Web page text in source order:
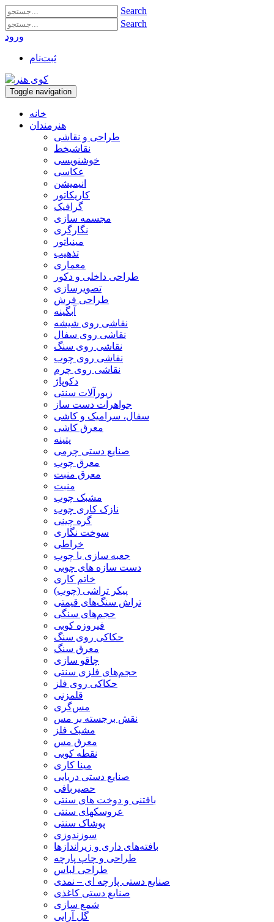
Search
Search
ورود
ثبت‌نام
Toggle navigation
خانه
هنرمندان
طراحی و نقاشی
نقاشیخط
خوشنویسی
عکاسی
انیمیشن
کاریکاتور
گرافیک
مجسمه سازی
نگارگری
مینیاتور
تذهیب
معماری
طراحی داخلی و دکور
تصویرسازی
طراحی فرش
آبگینه
نقاشی روی شیشه
نقاشی روی سفال
نقاشی روی سنگ
نقاشی روی چوب
نقاشی روی چرم
دکوپاژ
زیورآلات سنتی
جواهرات دست ساز
سفال، سرامیک و کاشی
معرق کاشی
پتینه
صنایع دستی چرمی
معرق چوب
معرق منبت
منبت
مشبک چوب
نازک کاری چوب
گره چینی
سوخت نگاری
خراطی
جعبه سازی با چوب
دست سازه های چوبی
خاتم کاری
پیکر تراشی (چوب)
تراش سنگ‌های قیمتی
حجم‌های سنگی
فیروزه کوبی
حکاکی روی سنگ
معرق سنگ
چاقو سازی
حجم‌های فلزی سنتی
حکاکی روی فلز
قلمزنی
مس‌گری
نقش برجسته بر مس
مشبک فلز
معرق مس
نقطه کوبی
مینا کاری
صنایع دستی دریایی
حصیربافی
بافتنی‌ و دوخت های سنتی
عروسکهای سنتی
پوشاک سنتی
سوزندوزی
بافته‌های داری و زیراندازها
طراحی و چاپ پارچه
طراحی لباس
صنایع دستی پارچه ای – نمدی
صنایع دستی کاغذی
شمع سازی
گل آرایی